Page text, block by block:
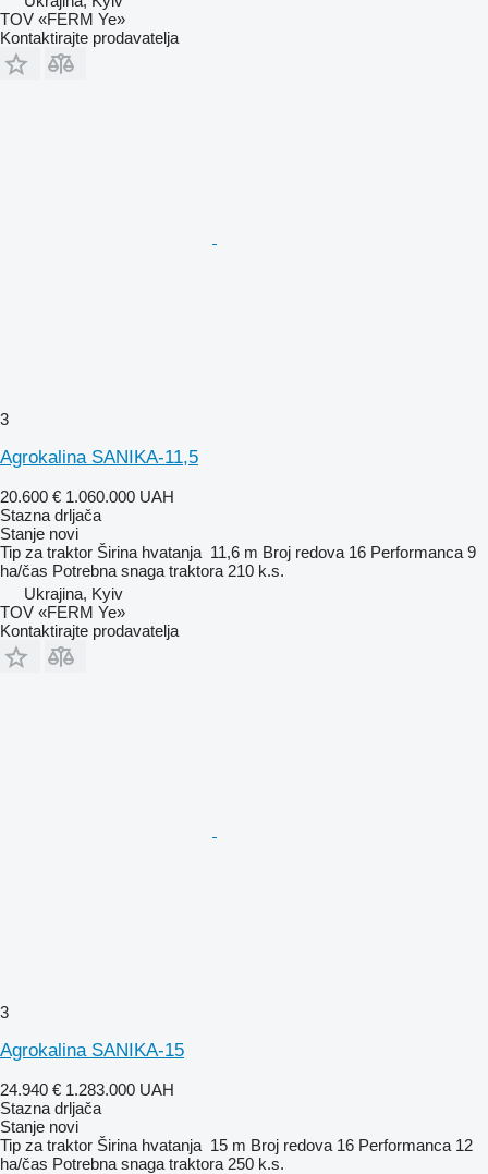
TOV «FERM Ye»
Kontaktirajte prodavatelja
3
Agrokalina SANIKA-11,5
20.600 € 1.060.000 UAH
Stazna drljača
Stanje novi
Tip za traktor Širina hvatanja 11,6 m Broj redova 16 Performanca 9
ha/čas Potrebna snaga traktora 210 k.s.
Ukrajina, Kyiv
TOV «FERM Ye»
Kontaktirajte prodavatelja
3
Agrokalina SANIKA-15
24.940 € 1.283.000 UAH
Stazna drljača
Stanje novi
Tip za traktor Širina hvatanja 15 m Broj redova 16 Performanca 12
ha/čas Potrebna snaga traktora 250 k.s.